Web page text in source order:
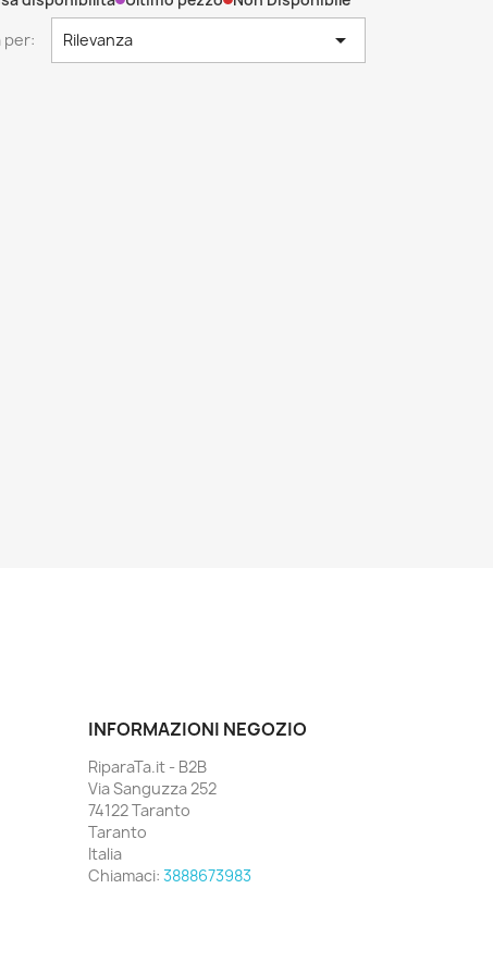
per: Rilevanza 
INFORMAZIONI NEGOZIO
RiparaTa.it - B2B
Via Sanguzza 252
74122 Taranto
Taranto
Italia
Chiamaci: 3888673983